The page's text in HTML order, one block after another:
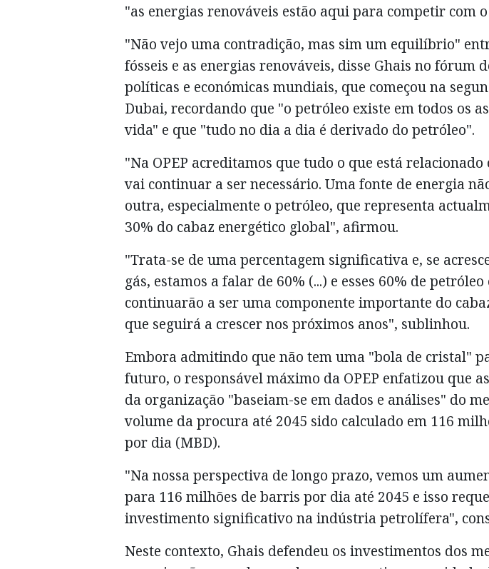
"as energias renováveis estão aqui para competir com
"Não vejo uma contradição, mas sim um equilíbrio"
fósseis e as energias renováveis, disse Ghais no fórum
políticas e económicas mundiais, que começou na
Dubai, recordando que "o petróleo existe em todos os
vida" e que "tudo no dia a dia é derivado do petróleo".
"Na OPEP acreditamos que tudo o que está relacionado
vai continuar a ser necessário. Uma fonte de energia
outra, especialmente o petróleo, que representa
30% do cabaz energético global", afirmou.
"Trata-se de uma percentagem significativa e, se
gás, estamos a falar de 60% (...) e esses 60% de petróleo
continuarão a ser uma componente importante do
que seguirá a crescer nos próximos anos", sublinhou.
Embora admitindo que não tem uma "bola de cristal"
futuro, o responsável máximo da OPEP enfatizou que
da organização "baseiam-se em dados e análises" do
volume da procura até 2045 sido calculado em 116
por dia (MBD).
"Na nossa perspectiva de longo prazo, vemos um
para 116 milhões de barris por dia até 2045 e isso
investimento significativo na indústria petrolífera",
Neste contexto, Ghais defendeu os investimentos dos